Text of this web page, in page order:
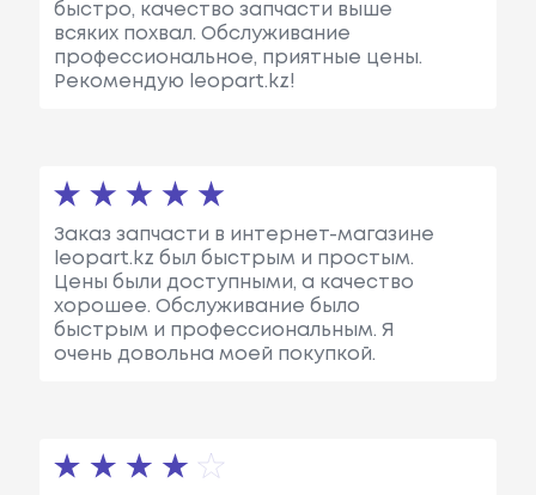
быстро, качество запчасти выше
всяких похвал. Обслуживание
профессиональное, приятные цены.
Рекомендую leopart.kz!
Заказ запчасти в интернет-магазине
leopart.kz был быстрым и простым.
Цены были доступными, а качество
хорошее. Обслуживание было
быстрым и профессиональным. Я
очень довольна моей покупкой.